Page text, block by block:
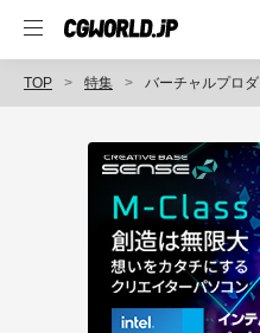
TOP 特集 バーチャルプロダクション